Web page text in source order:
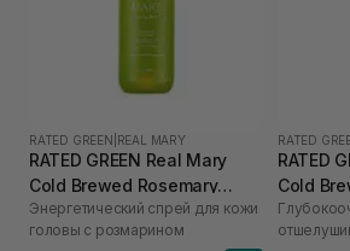
RATED GREEN REAL MARY
RATED GREEN Real Mary
Cold Brewed Rosemary
Energizing Scalp Spray 120
мл
Энергетический спрей для кожи
головы с розмарином
RATED
RATED
Cold
400 ml